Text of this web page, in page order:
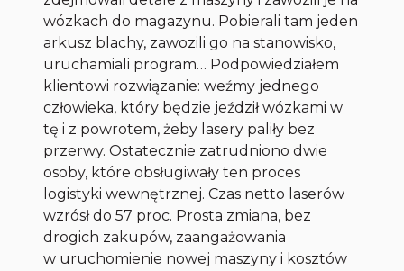
wózkach do magazynu. Pobierali tam jeden
arkusz blachy, zawozili go na stanowisko,
uruchamiali program… Podpowiedziałem
klientowi rozwiązanie: weźmy jednego
człowieka, który będzie jeździł wózkami w
tę i z powrotem, żeby lasery paliły bez
przerwy. Ostatecznie zatrudniono dwie
osoby, które obsługiwały ten proces
logistyki wewnętrznej. Czas netto laserów
wzrósł do 57 proc. Prosta zmiana, bez
drogich zakupów, zaangażowania
w uruchomienie nowej maszyny i kosztów